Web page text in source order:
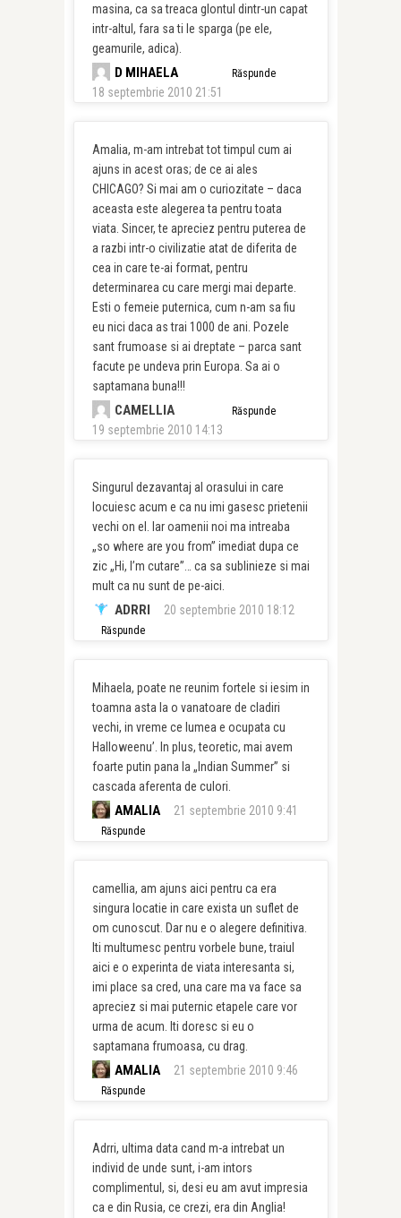
masina, ca sa treaca glontul dintr-un capat
intr-altul, fara sa ti le sparga (pe ele,
geamurile, adica).
D MIHAELA
18 septembrie 2010 21:51
Răspunde
Amalia, m-am intrebat tot timpul cum ai
ajuns in acest oras; de ce ai ales
CHICAGO? Si mai am o curiozitate – daca
aceasta este alegerea ta pentru toata
viata. Sincer, te apreciez pentru puterea de
a razbi intr-o civilizatie atat de diferita de
cea in care te-ai format, pentru
determinarea cu care mergi mai departe.
Esti o femeie puternica, cum n-am sa fiu
eu nici daca as trai 1000 de ani. Pozele
sant frumoase si ai dreptate – parca sant
facute pe undeva prin Europa. Sa ai o
saptamana buna!!!
CAMELLIA
19 septembrie 2010 14:13
Răspunde
Singurul dezavantaj al orasului in care
locuiesc acum e ca nu imi gasesc prietenii
vechi on el. Iar oamenii noi ma intreaba
„so where are you from” imediat dupa ce
zic „Hi, I’m cutare”… ca sa sublinieze si mai
mult ca nu sunt de pe-aici.
ADRRI 20 septembrie 2010 18:12
Răspunde
Mihaela, poate ne reunim fortele si iesim in
toamna asta la o vanatoare de cladiri
vechi, in vreme ce lumea e ocupata cu
Halloweenu’. In plus, teoretic, mai avem
foarte putin pana la „Indian Summer” si
cascada aferenta de culori.
AMALIA 21 septembrie 2010 9:41
Răspunde
camellia, am ajuns aici pentru ca era
singura locatie in care exista un suflet de
om cunoscut. Dar nu e o alegere definitiva.
Iti multumesc pentru vorbele bune, traiul
aici e o experinta de viata interesanta si,
imi place sa cred, una care ma va face sa
apreciez si mai puternic etapele care vor
urma de acum. Iti doresc si eu o
saptamana frumoasa, cu drag.
AMALIA 21 septembrie 2010 9:46
Răspunde
Adrri, ultima data cand m-a intrebat un
individ de unde sunt, i-am intors
complimentul, si, desi eu am avut impresia
ca e din Rusia, ce crezi, era din Anglia!